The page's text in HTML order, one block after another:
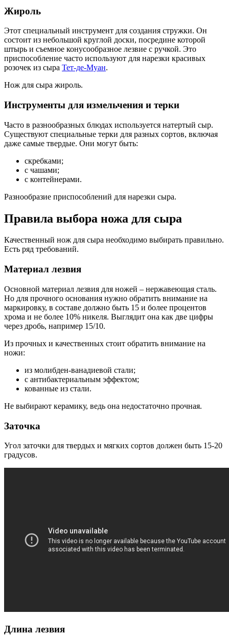
Жироль
Этот специальный инструмент для создания стружки. Он
состоит из небольшой круглой доски, посредине которой
штырь и съемное конусообразное лезвие с ручкой. Это
приспособление часто используют для нарезки красивых
розочек из сыра Тет-де-Муан.
Нож для сыра жироль.
Инструменты для измельчения и терки
Часто в разнообразных блюдах используется натертый сыр.
Существуют специальные терки для разных сортов, включая
даже самые твердые. Они могут быть:
скребками;
с чашами;
с контейнерами.
Разнообразие приспособлений для нарезки сыра.
Правила выбора ножа для сыра
Качественный нож для сыра необходимо выбирать правильно.
Есть ряд требований.
Материал лезвия
Основной материал лезвия для ножей – нержавеющая сталь.
Но для прочного основания нужно обратить внимание на
маркировку, в составе должно быть 15 и более процентов
хрома и не более 10% никеля. Выглядит она как две цифры
через дробь, например 15/10.
Из прочных и качественных стоит обратить внимание на
ножи:
из молибден-ванадиевой стали;
с антибактериальным эффектом;
кованные из стали.
Не выбирают керамику, ведь она недостаточно прочная.
Заточка
Угол заточки для твердых и мягких сортов должен быть 15-20
градусов.
Длина лезвия